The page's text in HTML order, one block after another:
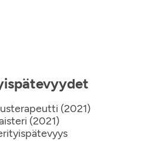
(2021)
(2021)